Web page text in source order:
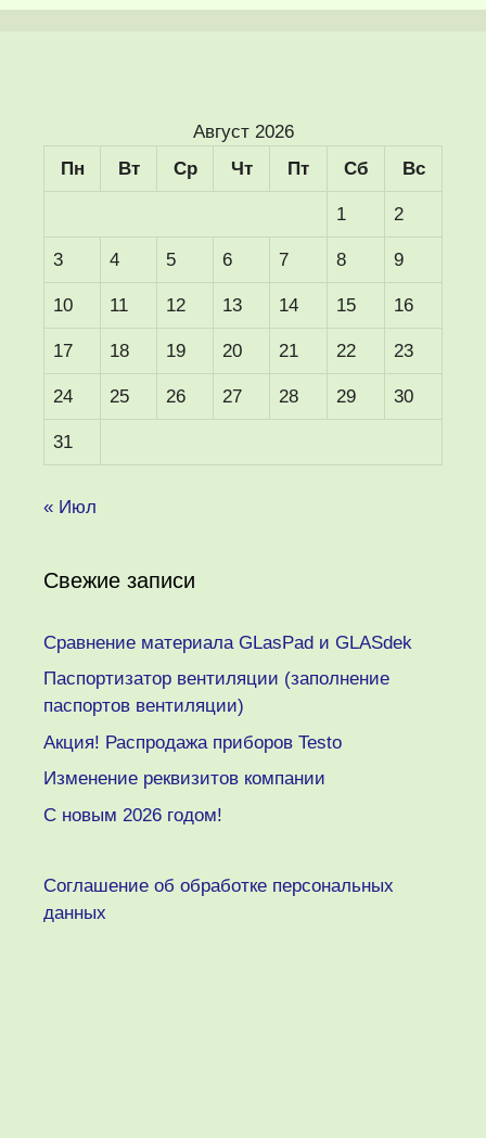
Август 2026
Пн
Вт Ср Чт Пт Сб Вс
1 2
3 4 5 6 7 8 9
10 11 12 13 14 15 16
17 18 19 20 21 22 23
24 25 26 27 28 29 30
31
« Июл
Свежие записи
Сравнение материала GLasPad и GLASdek
Паспортизатор вентиляции (заполнение
паспортов вентиляции)
Акция! Распродажа приборов Testo
Изменение реквизитов компании
C новым 2026 годом!
Соглашение об обработке персональных
данных